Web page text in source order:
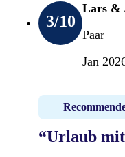
3/10
Lars &
Paar
Jan
“Urlaub